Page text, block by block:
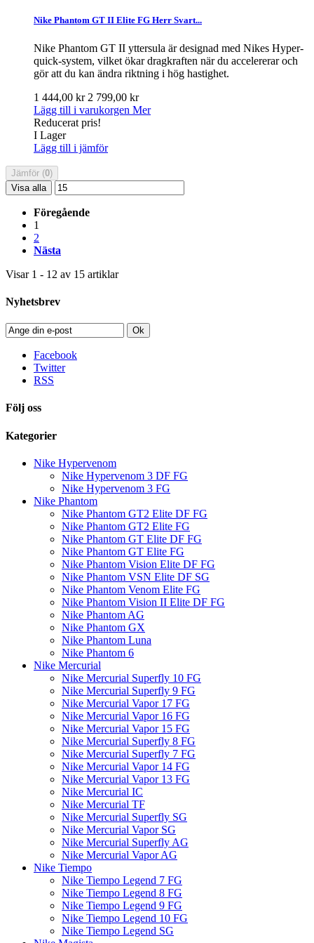
Nike Phantom GT II Elite FG Herr Svart...
Nike Phantom GT II yttersula är designad med Nikes Hyper-
quick-system, vilket ökar dragkraften när du accelererar och
gör att du kan ändra riktning i hög hastighet.
1 444,00 kr 2 799,00 kr
Lägg till i varukorgen Mer
Reducerat pris!
I Lager
Lägg till i jämför
Jämför (0)
Visa alla
Föregående
1
2
Nästa
Visar 1 - 12 av 15 artiklar
Nyhetsbrev
Ok
Facebook
Twitter
RSS
Följ oss
Kategorier
Nike Hypervenom
Nike Hypervenom 3 DF FG
Nike Hypervenom 3 FG
Nike Phantom
Nike Phantom GT2 Elite DF FG
Nike Phantom GT2 Elite FG
Nike Phantom GT Elite DF FG
Nike Phantom GT Elite FG
Nike Phantom Vision Elite DF FG
Nike Phantom VSN Elite DF SG
Nike Phantom Venom Elite FG
Nike Phantom Vision II Elite DF FG
Nike Phantom AG
Nike Phantom GX
Nike Phantom Luna
Nike Phantom 6
Nike Mercurial
Nike Mercurial Superfly 10 FG
Nike Mercurial Superfly 9 FG
Nike Mercurial Vapor 17 FG
Nike Mercurial Vapor 16 FG
Nike Mercurial Vapor 15 FG
Nike Mercurial Superfly 8 FG
Nike Mercurial Superfly 7 FG
Nike Mercurial Vapor 14 FG
Nike Mercurial Vapor 13 FG
Nike Mercurial IC
Nike Mercurial TF
Nike Mercurial Superfly SG
Nike Mercurial Vapor SG
Nike Mercurial Superfly AG
Nike Mercurial Vapor AG
Nike Tiempo
Nike Tiempo Legend 7 FG
Nike Tiempo Legend 8 FG
Nike Tiempo Legend 9 FG
Nike Tiempo Legend 10 FG
Nike Tiempo Legend SG